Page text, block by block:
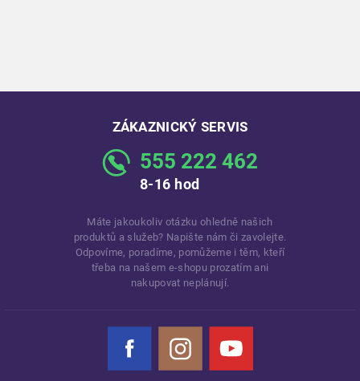
ZÁKAZNICKÝ SERVIS
555 222 462
8-16 hod
Máte jakoukoliv otázku ohledně našich
produktů a služeb? Napište nám či zavolejte.
Odpovíme, poradíme, pomůžeme i těm, kteří
třeba na našem e-shopu prozatím ani
nakupovat neplánují.
Facebook Instagram YouTube